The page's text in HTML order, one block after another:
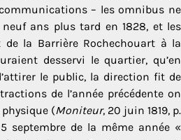
– les omnibus ne
ans plus tard en 1828, et les
la Barrière Rochechouart à la
desservi le quartier, qu’en
le public, la direction fit de
de l’année précédente on
(Moniteur, 20 juin 1819, p.
septembre de la même année «